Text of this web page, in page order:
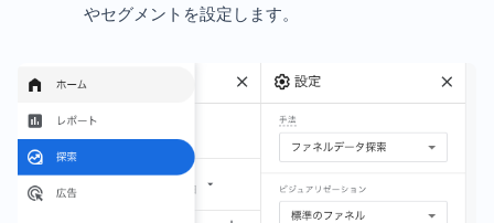
やセグメントを設定します。